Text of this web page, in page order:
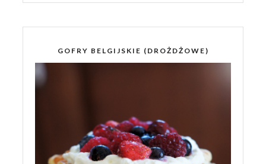
GOFRY BELGIJSKIE (DROŻDŻOWE)